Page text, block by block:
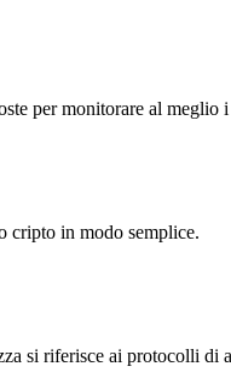
per monitorare al meglio
cripto in modo semplice.
si riferisce ai protocolli di